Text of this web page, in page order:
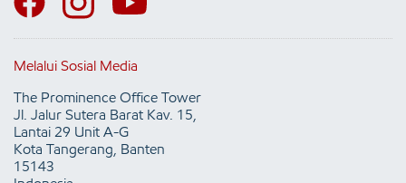
Melalui Sosial Media
The Prominence Office Tower
Jl. Jalur Sutera Barat Kav. 15,
Lantai 29 Unit A-G
Kota Tangerang, Banten
15143